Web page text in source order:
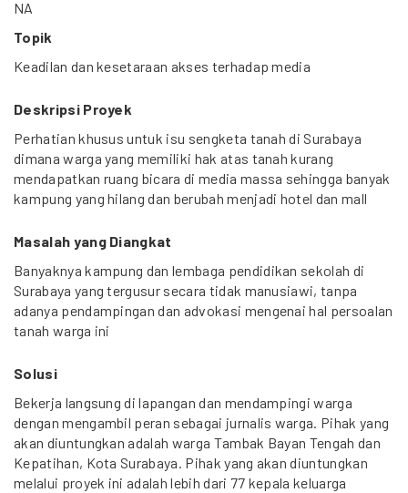
NA
Topik
Keadilan dan kesetaraan akses terhadap media
Deskripsi Proyek
Perhatian khusus untuk isu sengketa tanah di Surabaya
dimana warga yang memiliki hak atas tanah kurang
mendapatkan ruang bicara di media massa sehingga banyak
kampung yang hilang dan berubah menjadi hotel dan mall
Masalah yang Diangkat
Banyaknya kampung dan lembaga pendidikan sekolah di
Surabaya yang tergusur secara tidak manusiawi, tanpa
adanya pendampingan dan advokasi mengenai hal persoalan
tanah warga ini
Solusi
Bekerja langsung di lapangan dan mendampingi warga
dengan mengambil peran sebagai jurnalis warga. Pihak yang
akan diuntungkan adalah warga Tambak Bayan Tengah dan
Kepatihan, Kota Surabaya. Pihak yang akan diuntungkan
melalui proyek ini adalah lebih dari 77 kepala keluarga